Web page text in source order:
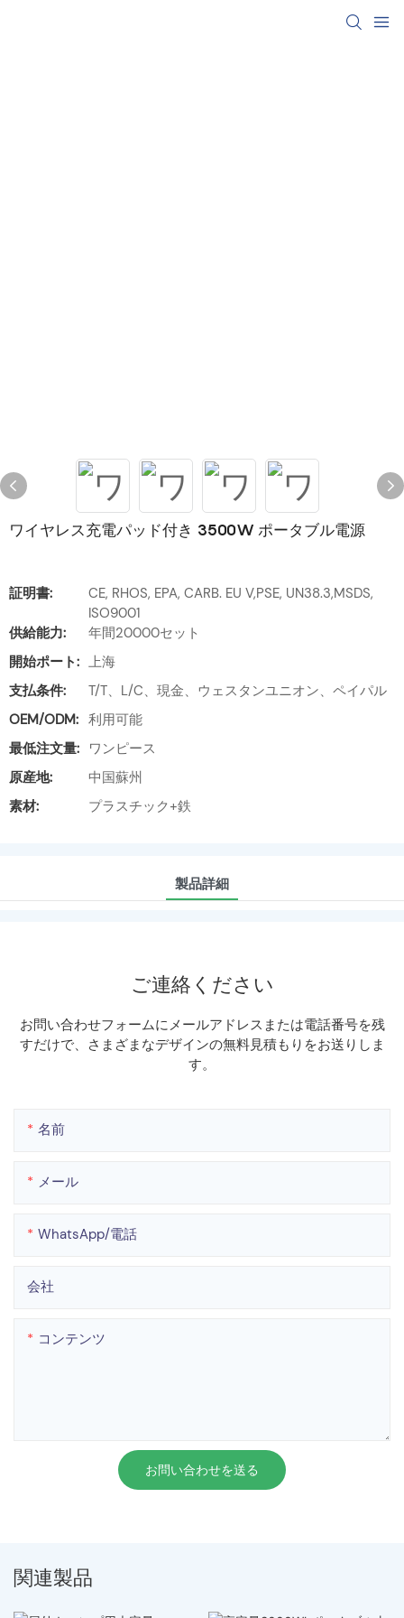
ワイヤレス充電パッド付き 3500W ポータブル電源
証明書:
CE, RHOS, EPA, CARB. EU V,PSE, UN38.3,MSDS,
ISO9001
供給能力:
年間20000セット
開始ポート: 上海
支払条件:
T/T、L/C、現金、ウェスタンユニオン、ペイパル
OEM/ODM: 利用可能
最低注文量: ワンピース
原産地:
中国蘇州
素材:
プラスチック+鉄
製品詳細
ご連絡ください
お問い合わせフォームにメールアドレスまたは電話番号を残
すだけで、さまざまなデザインの無料見積もりをお送りしま
す。
名前
メール
WhatsApp/電話
会社
コンテンツ
お問い合わせを送る
関連製品